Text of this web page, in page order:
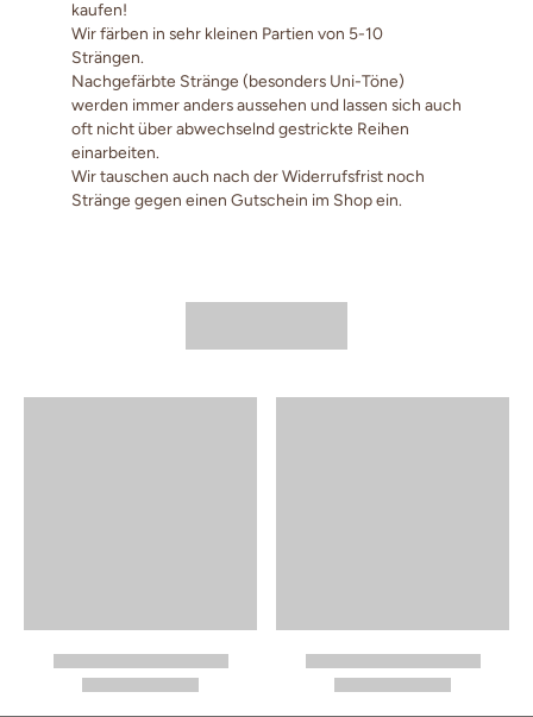
kaufen!
Wir färben in sehr kleinen Partien von 5-10
Strängen.
Nachgefärbte Stränge (besonders Uni-Töne)
werden immer anders aussehen und lassen sich auch
oft nicht über abwechselnd gestrickte Reihen
einarbeiten.
Wir tauschen auch nach der Widerrufsfrist noch
Stränge gegen einen Gutschein im Shop ein.